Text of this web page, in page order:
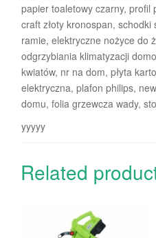
papier toaletowy czarny, profil
craft złoty kronospan, schodki
ramie, elektryczne nożyce do
odgrzybiania klimatyzacji
kwiatów, nr na dom, płyta
elektryczna, plafon philips,
domu, folia grzewcza wady,
yyyyy
Related